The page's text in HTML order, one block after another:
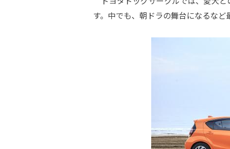
す。中でも、朝ドラの舞台になるなど